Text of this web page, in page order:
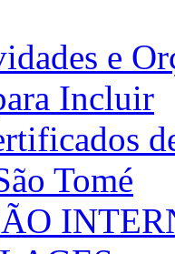
e
Incluir
Tomé